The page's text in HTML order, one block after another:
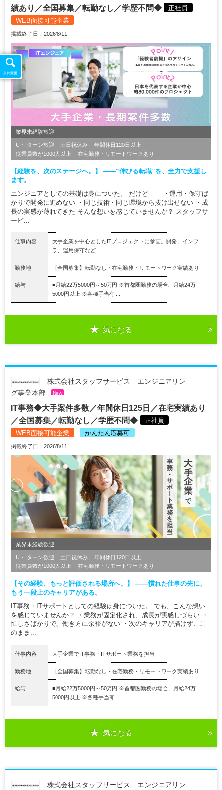
績あり／全国募集／転勤なし／学歴不問◆
正社員
WEB面接可能企業
掲載終了日：2026/8/11
業界未経験歓迎
U・Iターン歓迎 土日祝休み
年間休日120日以上
従業員数が1000人以上
在宅勤務・リモートワークあり
【経験を、次のステージへ。】 ――“伸びる転職”を、全力で支援し
ます。
エンジニアとしての基礎は身についた。 だけど―― ・運用・保守ば
かりで開発に進めない ・同じ技術・同じ環境から抜け出せない ・成
長の実感が薄れてきた そんな想いを感じていませんか？ スタッフサ
ービ...
仕事内容
大手企業を中心としたITプロジェクトに参画。開発、インフ
ラ、運用保守など
勤務地 【全国募集】転勤なし・在宅勤務・リモートワーク実績あり
給与
■月給22万5000円～50万円 ※首都圏勤務の場合、月給24万
5000円以上 ※各種手当有 ...
気になる
株式会社スタッフサービス エンジニアリン
グ事業本部
New
IT事務◆大手案件多数／年間休日125日／在宅実績あり
／全国募集／転勤なし／学歴不問◆
正社員
WEB面接可能企業
かんたん応募可
掲載終了日：2026/8/11
業界未経験歓迎
U・Iターン歓迎 土日祝休み
年間休日120日以上
従業員数が1000人以上
在宅勤務・リモートワークあり
【その経験、もっと評価される場所へ。】 ――慣れた仕事の先に、
もう一段上のキャリアがある。
IT事務・ITサポートとしての経験は身についた。 でも、こんな想い
を感じていませんか？ ・業務が固定化され、成長が実感しづらい ・
忙しさばかりで、働き方に余裕がない ・次のキャリアが描けず、こ
のまま...
仕事内容 大手企業でIT事務・ITサポート業務を担当
勤務地 【全国募集】転勤なし・在宅勤務・リモートワーク実績あり
給与
■月給22万5000円～50万円 ※首都圏勤務の場合、月給24万
5000円以上 ※各種手当有 ...
気になる
株式会社スタッフサービス エンジニアリン
条件変更